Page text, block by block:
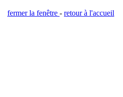
fermer la fenêtre - retour à l'accueil